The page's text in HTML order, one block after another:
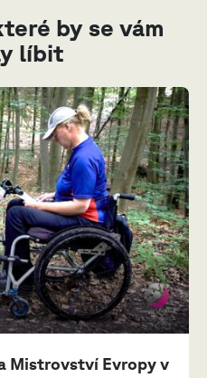
by se vám
líbit
Mistrovství Evropy v